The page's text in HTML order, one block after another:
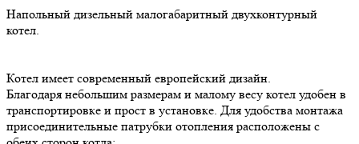
Напольный дизельный малогабаритный двухконтурный
котел.
Котел имеет современный европейский дизайн.
Благодаря небольшим размерам и малому весу котел удобен в
транспортировке и прост в установке. Для удобства монтажа
присоединительные патрубки отопления расположены с